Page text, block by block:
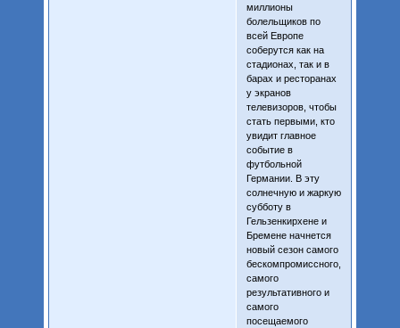
миллионы
болельщиков по
всей Европе
соберутся как на
стадионах, так и в
барах и ресторанах
у экранов
телевизоров, чтобы
стать первыми, кто
увидит главное
событие в
футбольной
Германии. В эту
солнечную и жаркую
субботу в
Гельзенкирхене и
Бремене начнется
новый сезон самого
бескомпромиссного,
самого
результативного и
самого
посещаемого